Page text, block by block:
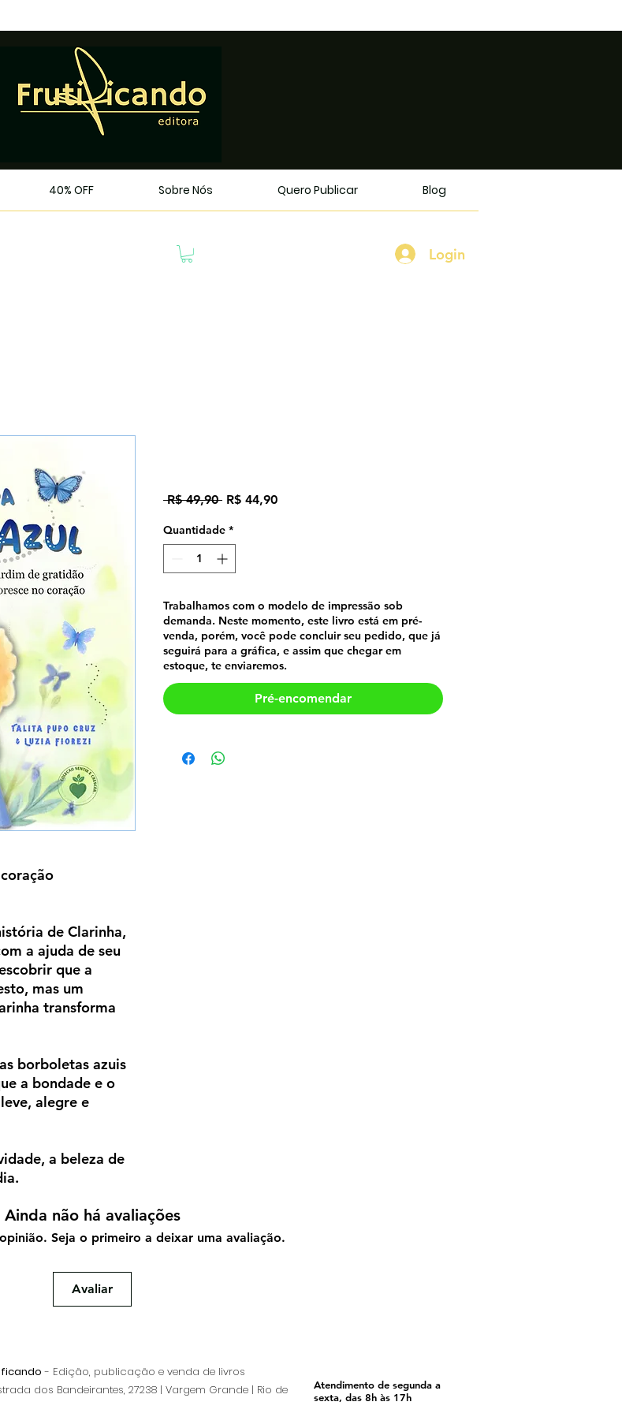
40% OFF Sobre Nós Quero Publicar Blog
Login
de Clarinha,
a ajuda de seu
que a
mas um
transforma
borboletas azuis
a bondade e o
alegre e
a beleza de
R$ 49,90 Preço
R$ 44,90Preço
Quantidade *
Trabalhamos com o modelo de impressão sob
demanda. Neste momento, este livro está em pré-
venda, porém, você pode concluir seu pedido, que já
seguirá para a gráfica, e assim que chegar em
estoque, te enviaremos.
Pré-encomendar
Ainda não há avaliações
Seja o primeiro a deixar uma avaliação.
Avaliar
- Edição, publicação e venda de livros
dos Bandeirantes, 27238 | Vargem Grande | Rio de
Atendimento de segunda a
sexta, das 8h às 17h